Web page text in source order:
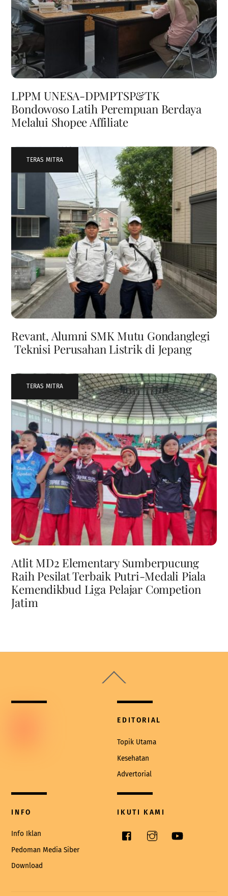
LPPM UNESA-DPMPTSP&TK
Bondowoso Latih Perempuan Berdaya
Melalui Shopee Affiliate
TERAS MITRA
Revant, Alumni SMK Mutu Gondanglegi
Teknisi Perusahan Listrik di Jepang
TERAS MITRA
Atlit MD2 Elementary Sumberpucung
Raih Pesilat Terbaik Putri-Medali Piala
Kemendikbud Liga Pelajar Competion
Jatim
To
EDITORIAL
Topik Utama
Kesehatan
Advertorial
INFO
Info Iklan
Pedoman Media Siber
Download
IKUTI KAMI
Facebook